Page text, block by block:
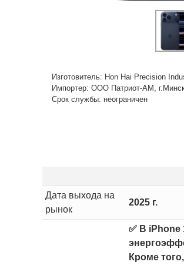
Изготовитель: Hon Hai Precision
Импортер: ООО Патриот-АМ,
Срок службы: неограничен
Дата выхода на
рынок
2025 г.
✅ В iPhone
Кроме